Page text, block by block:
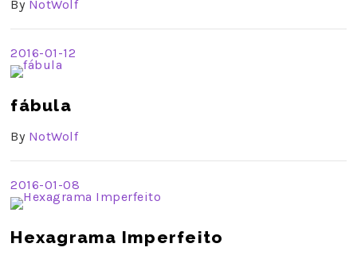
By NotWolf
2016-01-12
fábula
By NotWolf
2016-01-08
Hexagrama Imperfeito